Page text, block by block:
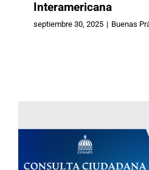
Interamericana
septiembre 30, 2025 | Buenas
República
abre consulta